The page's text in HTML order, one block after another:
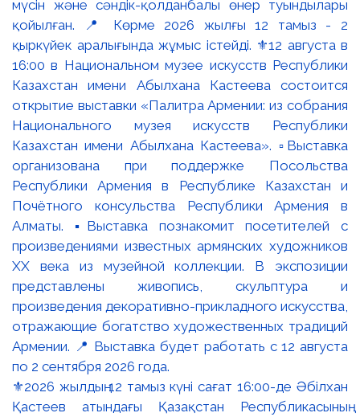
⚜️2026 жылдың 12 тамыз күні сағат 16:00-де Әбілхан
Қастеев атындағы Қазақстан Республикасының